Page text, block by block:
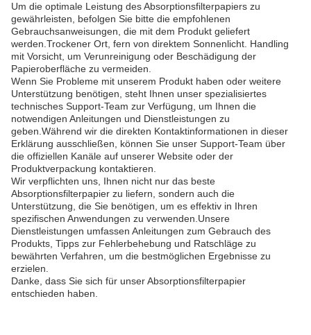
Um die optimale Leistung des Absorptionsfilterpapiers zu
gewährleisten, befolgen Sie bitte die empfohlenen
Gebrauchsanweisungen, die mit dem Produkt geliefert
werden.Trockener Ort, fern von direktem Sonnenlicht. Handling
mit Vorsicht, um Verunreinigung oder Beschädigung der
Papieroberfläche zu vermeiden.
Wenn Sie Probleme mit unserem Produkt haben oder weitere
Unterstützung benötigen, steht Ihnen unser spezialisiertes
technisches Support-Team zur Verfügung, um Ihnen die
notwendigen Anleitungen und Dienstleistungen zu
geben.Während wir die direkten Kontaktinformationen in dieser
Erklärung ausschließen, können Sie unser Support-Team über
die offiziellen Kanäle auf unserer Website oder der
Produktverpackung kontaktieren.
Wir verpflichten uns, Ihnen nicht nur das beste
Absorptionsfilterpapier zu liefern, sondern auch die
Unterstützung, die Sie benötigen, um es effektiv in Ihren
spezifischen Anwendungen zu verwenden.Unsere
Dienstleistungen umfassen Anleitungen zum Gebrauch des
Produkts, Tipps zur Fehlerbehebung und Ratschläge zu
bewährten Verfahren, um die bestmöglichen Ergebnisse zu
erzielen.
Danke, dass Sie sich für unser Absorptionsfilterpapier
entschieden haben.